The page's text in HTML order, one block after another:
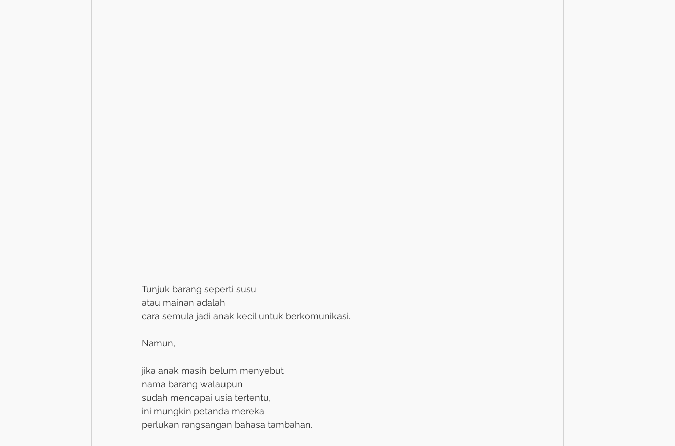
Tunjuk barang seperti susu
atau mainan adalah
cara semula jadi anak kecil untuk berkomunikasi.
Namun,
jika anak masih belum menyebut
nama barang walaupun
sudah mencapai usia tertentu,
ini mungkin petanda mereka
perlukan rangsangan bahasa tambahan.